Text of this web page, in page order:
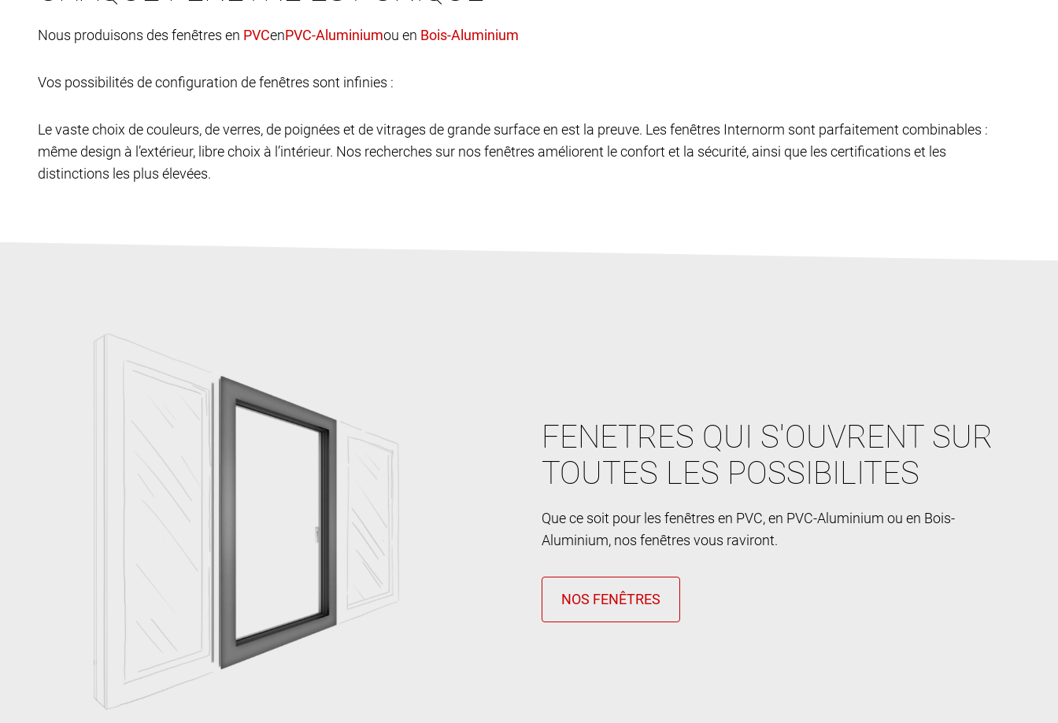
Nous produisons des fenêtres en en ou en
Vos possibilités de configuration de fenêtres sont infinies :
Le vaste choix de couleurs, de verres, de poignées et de vitrages de grande surface en est la preuve. Les fenêtres Internorm sont parfaitement combinables :
même design à l’extérieur, libre choix à l’intérieur. Nos recherches sur nos fenêtres améliorent le confort et la sécurité, ainsi que les certifications et les
distinctions les plus élevées.
FENETRES QUI S'OUVRENT SUR
TOUTES LES POSSIBILITES
Que ce soit pour les fenêtres en PVC, en PVC-Aluminium ou en Bois-
Aluminium, nos fenêtres vous raviront.